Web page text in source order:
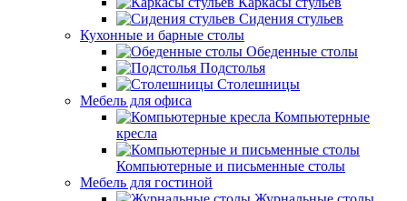
Сидения стульев
Кухонные и барные столы
Обеденные столы
Подстолья
Столешницы
Мебель для офиса
Компьютерные
кресла
Компьютерные и письменные столы
Мебель для гостиной